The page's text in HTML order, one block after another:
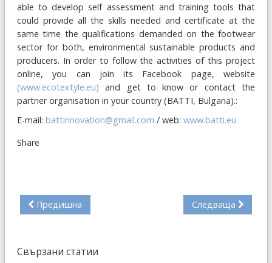
able to develop self assessment and training tools that
could provide all the skills needed and certificate at the
same time the qualifications demanded on the footwear
sector for both, environmental sustainable products and
producers. In order to follow the activities of this project
online, you can join its Facebook page, website
(www.ecotextyle.eu) and get to know or contact the
partner organisation in your country (BATTI, Bulgaria).:
Е-mail: battinnovation@gmail.com / web: www.batti.eu
Share
Предишна Следваща
Свързани статии